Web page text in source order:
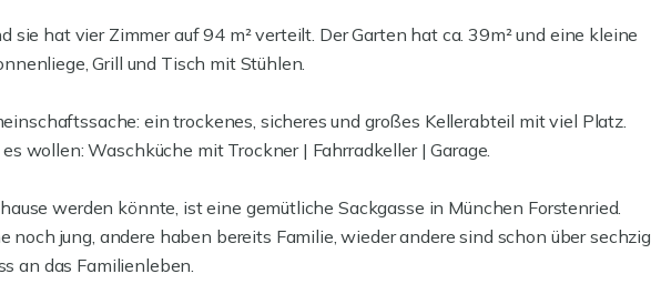
sie hat vier Zimmer auf 94 m² verteilt. Der Garten hat ca. 39m² und eine kleine
Grill und Tisch mit Stühlen.
ein trockenes, sicheres und großes Kellerabteil mit viel Platz.
wollen: Waschküche mit Trockner | Fahrradkeller | Garage.
werden könnte, ist eine gemütliche Sackgasse in München Forstenried.
noch jung, andere haben bereits Familie, wieder andere sind schon über sechzig
an das Familienleben.